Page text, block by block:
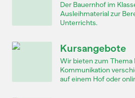
Der Bauernhof im
Ausleihmaterial zur
Unterrichts.
Kursangebote
Wir bieten zum Thema
Kommunikation
auf einem Hof oder